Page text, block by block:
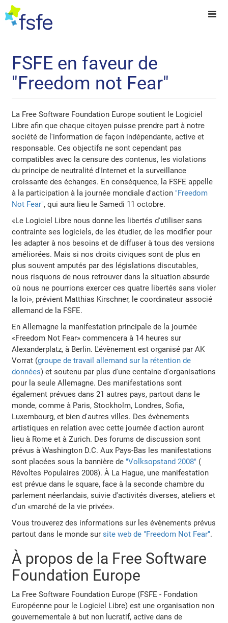
FSFE en faveur de
"Freedom not Fear"
La Free Software Foundation Europe soutient le Logiciel
Libre afin que chaque citoyen puisse prendre part à notre
société de l'information de façon indépendante, active et
responsable. Ces objectifs ne sont cependant pas
compatibles avec la censure des contenus, les violations
du principe de neutralité d'Internet et la surveillance
croissante des échanges. En conséquence, la FSFE appelle
à la participation à la journée mondiale d'action "Freedom
Not Fear", qui aura lieu le Samedi 11 octobre.
«Le Logiciel Libre nous donne les libertés d'utiliser sans
contrainte ses logiciels, de les étudier, de les modifier pour
les adapter à nos besoins et de diffuser à tous des versions
améliorées. Mais si nos droits civiques sont de plus en
plus souvent amputés par des législations discutables,
nous risquons de nous retrouver dans la situation absurde
où nous ne pourrions exercer ces quatre libertés sans violer
la loi», prévient Matthias Kirschner, le coordinateur associé
allemand de la FSFE.
En Allemagne la manifestation principale de la journée
«Freedom Not Fear» commencera à 14 heures sur
Alexanderplatz, à Berlin. L'évènement est organisé par AK
Vorrat (groupe de travail allemand sur la rétention de
données) et soutenu par plus d'une centaine d'organisations
pour la seule Allemagne. Des manifestations sont
également prévues dans 21 autres pays, partout dans le
monde, comme à Paris, Stockholm, Londres, Sofia,
Luxembourg, et bien d'autres villes. Des évènements
artistiques en relation avec cette journée d'action auront
lieu à Rome et à Zurich. Des forums de discussion sont
prévus à Washington D.C. Aux Pays-Bas les manifestations
sont placées sous la bannière de "Volksopstand 2008" (
Révoltes Populaires 2008). À La Hague, une manifestation
est prévue dans le square, face à la seconde chambre du
parlement néerlandais, suivie d'activités diverses, ateliers et
d'un «marché de la vie privée».
Vous trouverez des informations sur les évènements prévus
partout dans le monde sursite web de "Freedom Not Fear".
À propos de la Free Software
Foundation Europe
La Free Software Foundation Europe (FSFE - Fondation
Européenne pour le Logiciel Libre) est une organisation non
gouvernementale à but non lucratif, active dans de